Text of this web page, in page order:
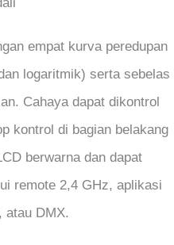
empat kurva peredupan
logaritmik) serta sebelas
Cahaya dapat dikontrol
kontrol di bagian belakang
berwarna dan dapat
remote 2,4 GHz, aplikasi
atau DMX.